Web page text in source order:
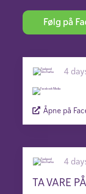
Følg på
4
Åpne på
4
TA VARE